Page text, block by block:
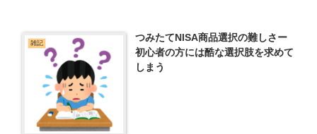
雑記
つみたてNISA商品選択の難しさー
初心者の方には酷な選択肢を求めて
しまう